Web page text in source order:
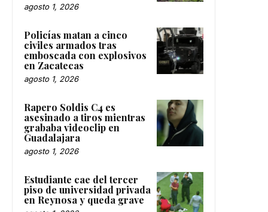
agosto 1, 2026
Policías matan a cinco
civiles armados tras
emboscada con explosivos
en Zacatecas
agosto 1, 2026
Rapero Soldis C4 es
asesinado a tiros mientras
grababa videoclip en
Guadalajara
agosto 1, 2026
Estudiante cae del tercer
piso de universidad privada
en Reynosa y queda grave